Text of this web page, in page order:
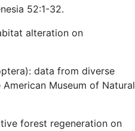
52:1-32.
alteration on
data from diverse
Museum of Natural
forest regeneration on